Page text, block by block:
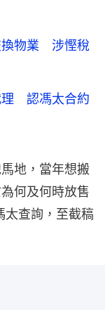
換物業 涉慳稅
理 認馮太合約
地，當年想搬
何及何時放售
太查詢，至截稿